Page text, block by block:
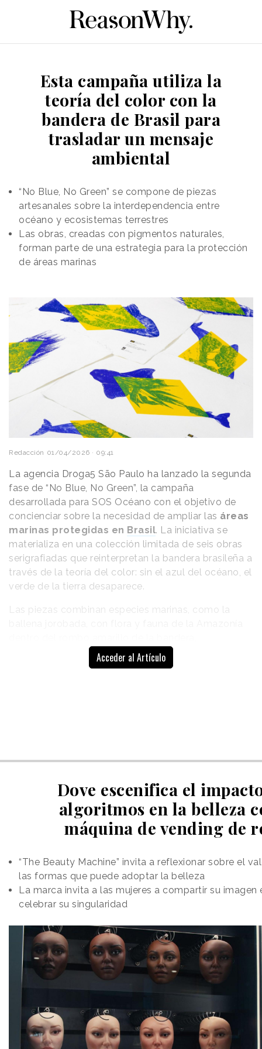
Esta campaña utiliza la
teoría del color con la
bandera de Brasil para
trasladar un mensaje
ambiental
“No Blue, No Green” se compone de piezas
artesanales sobre la interdependencia entre
océano y ecosistemas terrestres
Las obras, creadas con pigmentos naturales,
forman parte de una estrategia para la protección
de áreas marinas
Redacción 01/04/2026 · 09:41
La agencia Droga5 São Paulo ha lanzado la segunda
fase de “No Blue, No Green”, la campaña
desarrollada para SOS Océano con el objetivo de
concienciar sobre la necesidad de ampliar las áreas
marinas protegidas en Brasil. La iniciativa se
materializa en una colección limitada de seis obras
serigrafiadas que reinterpretan la bandera brasileña a
través de la teoría del color: sin el azul del océano, el
verde de la tierra desaparece.
Las piezas combinan especies marinas, como la
evidenciando la conexión entre ambos ecosistemas.
Para su desarrollo, la agencia ha colaborado con
carácter tangible y cultural del discurso.
Acceder al Artículo
Dove escenifica el
algoritmos en la belleza
máquina de vending de
“The Beauty Machine” invita a reflexionar sobre el
las formas que puede adoptar la belleza
La marca invita a las mujeres a compartir su imagen
celebrar su singularidad